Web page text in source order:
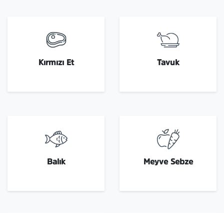
Kırmızı Et Tavuk
Balık Meyve Sebze